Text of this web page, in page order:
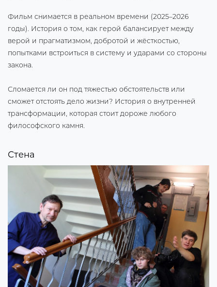
Фильм снимается в реальном времени (2025–2026
годы). История о том, как герой балансирует между
верой и прагматизмом, добротой и жёсткостью,
попытками встроиться в систему и ударами со стороны
закона.
Сломается ли он под тяжестью обстоятельств или
сможет отстоять дело жизни? История о внутренней
трансформации, которая стоит дороже любого
философского камня.
Стена